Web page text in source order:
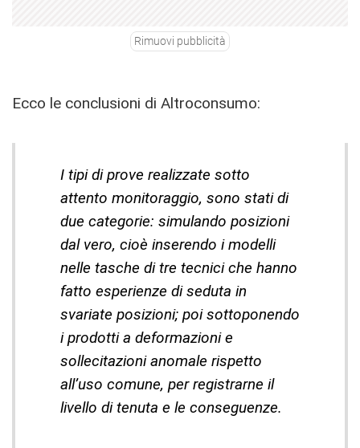
Rimuovi pubblicità
Ecco le conclusioni di Altroconsumo:
I tipi di prove realizzate sotto
attento monitoraggio, sono stati di
due categorie: simulando posizioni
dal vero, cioè inserendo i modelli
nelle tasche di tre tecnici che hanno
fatto esperienze di seduta in
svariate posizioni; poi sottoponendo
i prodotti a deformazioni e
sollecitazioni anomale rispetto
all’uso comune, per registrarne il
livello di tenuta e le conseguenze.